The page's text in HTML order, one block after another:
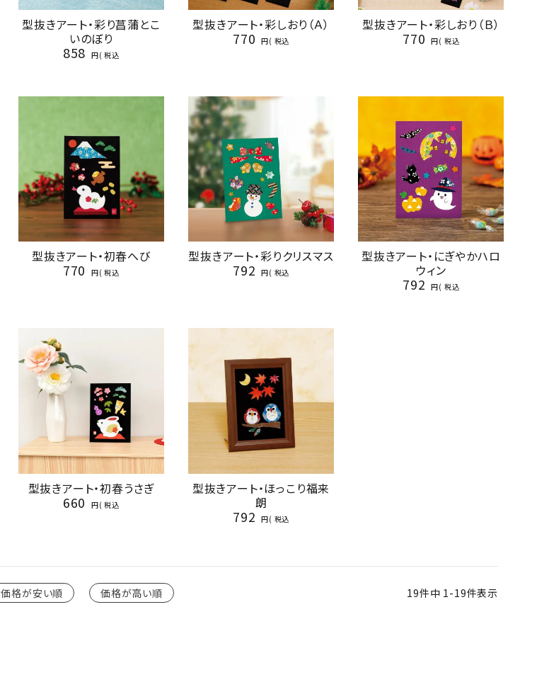
型抜きアート・彩り菖蒲とこ
いのぼり
858 税込
型抜きアート・彩しおり（Ａ）
770 税込
型抜きアート・彩しおり（Ｂ）
770 税込
型抜きアート・初春へび
770 税込
型抜きアート・彩りクリスマス
792 税込
型抜きアート・にぎやかハロ
ウィン
792 税込
型抜きアート・初春うさぎ
660 税込
型抜きアート・ほっこり福来
朗
792 税込
価格が安い順 価格が高い順 19件中 1 -19件表示